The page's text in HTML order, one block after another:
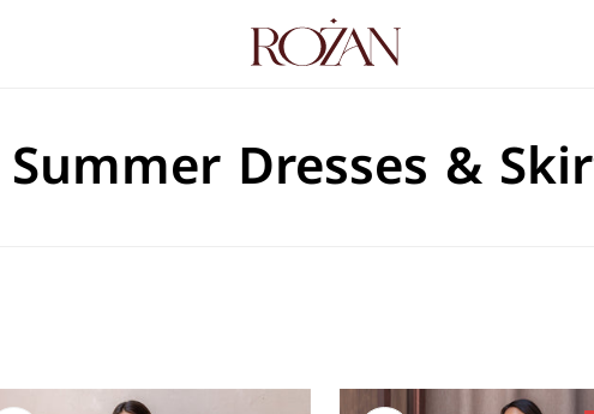
Summer Dresses &